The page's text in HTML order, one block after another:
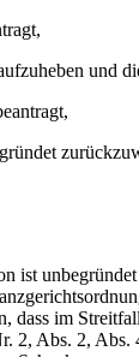
und
unbegründet
dass im
2, Abs. 2,